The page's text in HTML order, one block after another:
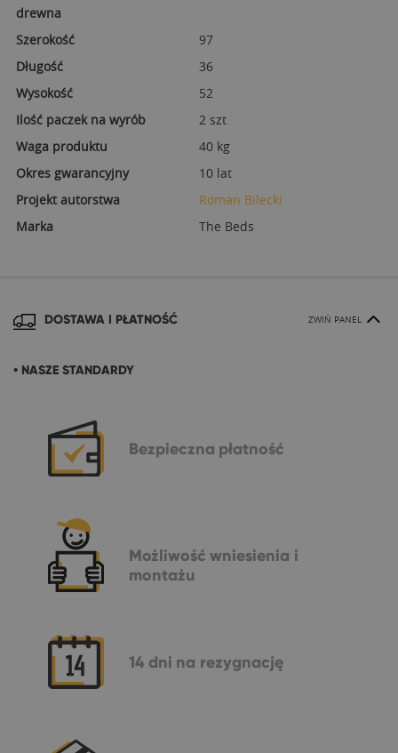
drewna
Szerokość
97
Długość
36
Wysokość
52
Ilość paczek na wyrób
2 szt
Waga produktu
40 kg
Okres gwarancyjny
10 lat
Projekt autorstwa
Roman Bilecki
Marka
The Beds
DOSTAWA I PŁATNOŚĆ ZWIŃ PANEL
• NASZE STANDARDY
Bezpieczna płatność
Możliwość wniesienia i
montażu
14 dni na rezygnację